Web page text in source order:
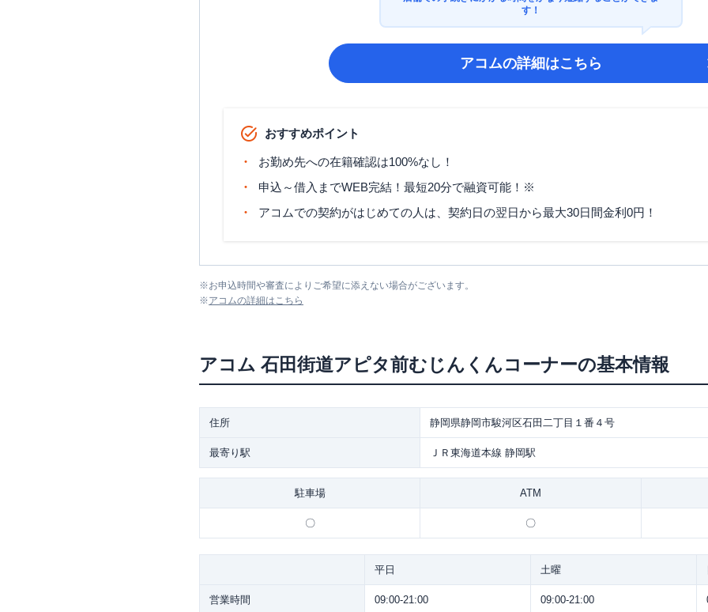
す！
アコムの詳細はこちら
おすすめポイント
お勤め先への在籍確認は100%なし！
申込～借入までWEB完結！最短20分で融資可能！※
アコムでの契約がはじめての人は、契約日の翌日から最大30日間金利0円！
※お申込時間や審査によりご希望に添えない場合がございます。
※アコムの詳細はこちら
アコム 石田街道アピタ前むじんくんコーナーの基本情報
住所 静岡県静岡市駿河区石田二丁目１番４号
最寄り駅 ＪＲ東海道本線 静岡駅
駐車場 ATM
〇 〇
平日 土曜
営業時間 09:00-21:00 09:00-21:00